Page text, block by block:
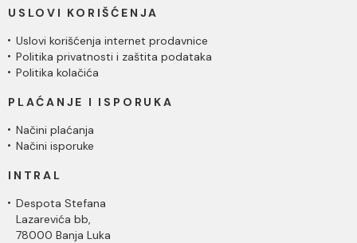
USLOVI KORIŠĆENJA
Uslovi korišćenja internet prodavnice
Politika privatnosti i zaštita podataka
Politika kolačića
PLAĆANJE I ISPORUKA
Načini plaćanja
Načini isporuke
INTRAL
Despota Stefana
Lazarevića bb,
78000 Banja Luka